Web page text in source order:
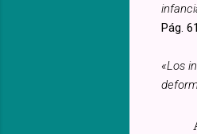
Pág.
«Los